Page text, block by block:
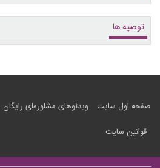
توصیه ها
صفحه اول سایت ویدئوهای مشاوره‌ای رایگان
قوانین سایت